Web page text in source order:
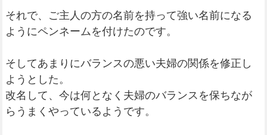
それで、ご主人の方の名前を持って強い名前になる
ようにペンネームを付けたのです。
そしてあまりにバランスの悪い夫婦の関係を修正し
ようとした。
改名して、今は何となく夫婦のバランスを保ちなが
らうまくやっているようです。